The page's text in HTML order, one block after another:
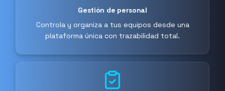
Gestión de personal
Controla y organiza a tus equipos desde una
plataforma única con trazabilidad total.